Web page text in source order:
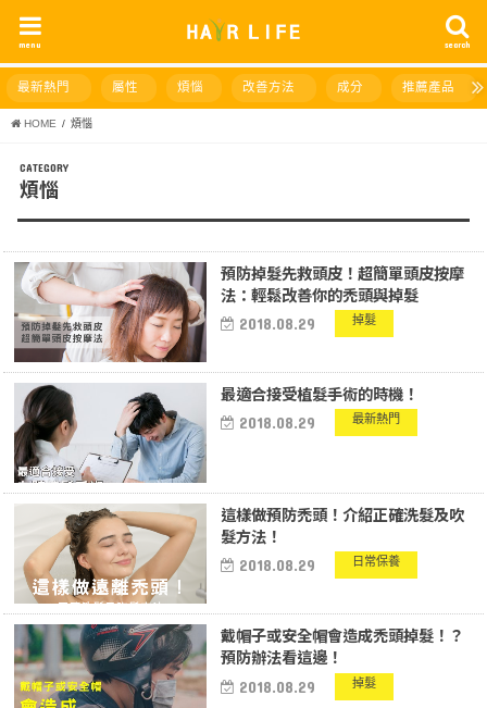
search
menu
最新熱門 屬性 煩惱 改善方法 成分 推薦產品
HOME 煩惱
煩惱
預防掉髮先救頭皮！超簡單頭皮按摩
法：輕鬆改善你的禿頭與掉髮
2018.08.29 掉髮
最適合接受植髮手術的時機！
2018.08.29 最新熱門
這樣做預防禿頭！介紹正確洗髮及吹
髮方法！
2018.08.29 日常保養
戴帽子或安全帽會造成禿頭掉髮！？
預防辦法看這邊！
2018.08.29 掉髮